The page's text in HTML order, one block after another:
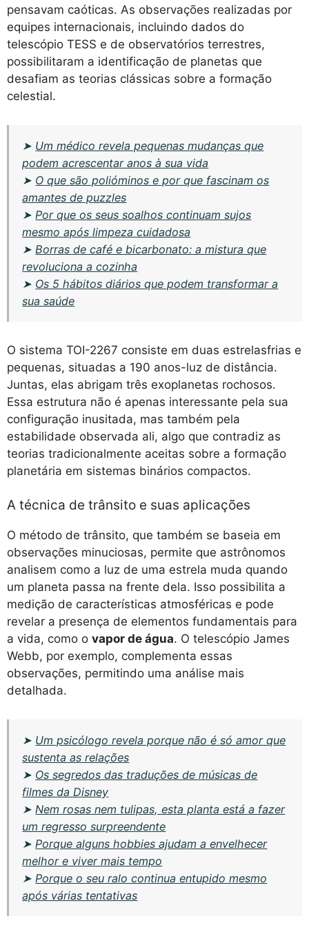
pensavam caóticas. As observações realizadas por
equipes internacionais, incluindo dados do
telescópio TESS e de observatórios terrestres,
possibilitaram a identificação de planetas que
desafiam as teorias clássicas sobre a formação
celestial.
➤ Um médico revela pequenas mudanças que
podem acrescentar anos à sua vida
➤ O que são polióminos e por que fascinam os
amantes de puzzles
➤ Por que os seus soalhos continuam sujos
mesmo após limpeza cuidadosa
➤ Borras de café e bicarbonato: a mistura que
revoluciona a cozinha
➤ Os 5 hábitos diários que podem transformar a
sua saúde
O sistema TOI-2267 consiste em duas estrelasfrias e
pequenas, situadas a 190 anos-luz de distância.
Juntas, elas abrigam três exoplanetas rochosos.
Essa estrutura não é apenas interessante pela sua
configuração inusitada, mas também pela
estabilidade observada ali, algo que contradiz as
teorias tradicionalmente aceitas sobre a formação
planetária em sistemas binários compactos.
A técnica de trânsito e suas aplicações
O método de trânsito, que também se baseia em
observações minuciosas, permite que astrônomos
analisem como a luz de uma estrela muda quando
um planeta passa na frente dela. Isso possibilita a
medição de características atmosféricas e pode
revelar a presença de elementos fundamentais para
a vida, como o vapor de água. O telescópio James
Webb, por exemplo, complementa essas
observações, permitindo uma análise mais
detalhada.
➤ Um psicólogo revela porque não é só amor que
sustenta as relações
➤ Os segredos das traduções de músicas de
filmes da Disney
➤ Nem rosas nem tulipas, esta planta está a fazer
um regresso surpreendente
➤ Porque alguns hobbies ajudam a envelhecer
melhor e viver mais tempo
➤ Porque o seu ralo continua entupido mesmo
após várias tentativas